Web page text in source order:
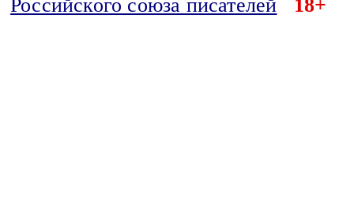
Российского союза писателей
18+